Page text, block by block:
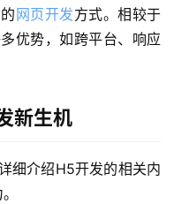
的 网页开发方式。相较于
优势，如跨平台、响应
新生机
细介绍H5开发的相关内